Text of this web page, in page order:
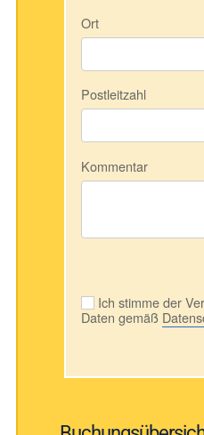
Ort
Postleitzahl
Kommentar
Ich stimme der
Daten gemäß